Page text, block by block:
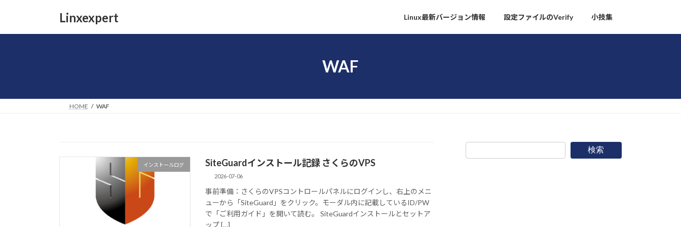
Linxexpert Linux最新バージョン情報 設定ファイルのVerify 小技集
WAF
HOME WAF
インストールログ SiteGuardインストール記録 さくらのVPS
2026-07-06
事前準備：さくらのVPSコントロールパネルにログインし、右上のメニ
ューから「SiteGuard」をクリック。モーダル内に記載しているID/PW
で「ご利用ガイド」を開いて読む。 SiteGuardインストールとセットア
ップ […]
検索